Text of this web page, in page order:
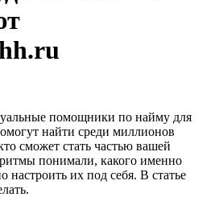
помощники по найму для
найти среди миллионов
сможет стать частью вашей
понимали, какого именно
настроить их под себя. В статье